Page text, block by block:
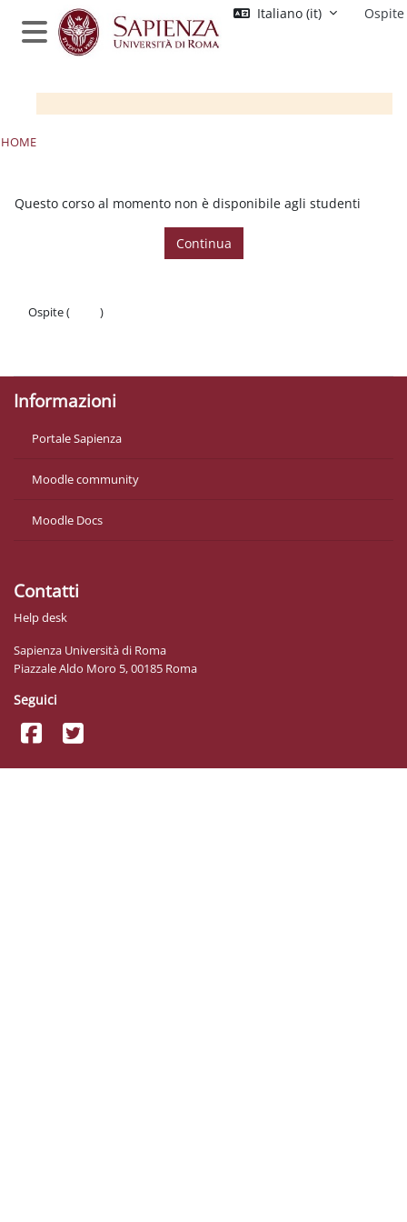
Vai al contenuto principale
Pannello laterale
Italiano ‎(it)‎ Ospite
HOME
Questo corso al momento non è disponibile agli studenti
Continua
Ospite (
)
Informazioni
Portale Sapienza
Moodle community
Moodle Docs
Contatti
Help desk
Sapienza Università di Roma
Piazzale Aldo Moro 5, 00185 Roma
Seguici